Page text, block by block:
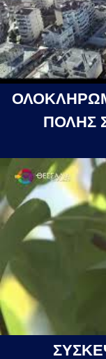
ΠΟΛΗΣ